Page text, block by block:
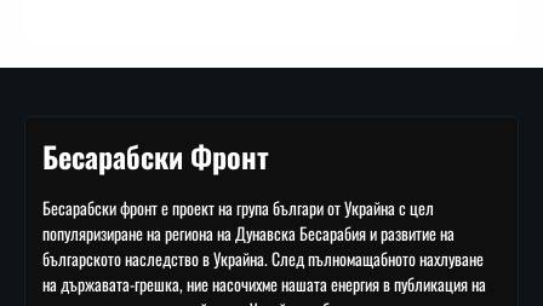
Бесарабски Фронт
Бесарабски фронт е проект на група българи от Украйна с цел
популяризиране на региона на Дунавска Бесарабия и развитие на
българското наследство в Украйна. След пълномащабното нахлуване
на държавата-грешка, ние насочихме нашата енергия в публикация на